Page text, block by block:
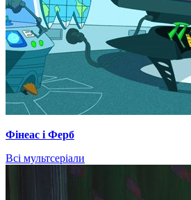
Фінеас і Ферб
Всі мультсеріали